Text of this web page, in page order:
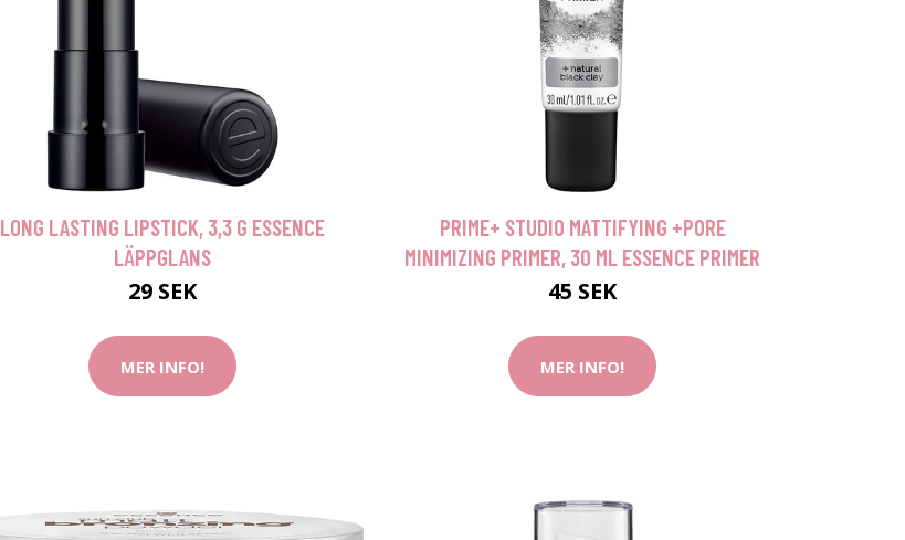
LONG LASTING LIPSTICK, 3,3 G ESSENCE
LÄPPGLANS
29 SEK
MER INFO!
PRIME+ STUDIO MATTIFYING +PORE
MINIMIZING PRIMER, 30 ML ESSENCE PRIMER
45 SEK
MER INFO!